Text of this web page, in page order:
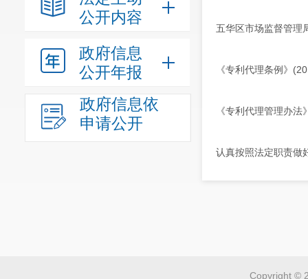
公开内容
政府信息
公开年报
政府信息依
申请公开
五华区市场监督管理
《专利代理条例》
《专利代理管理办法
认真按照法定职责做
Copyright ©